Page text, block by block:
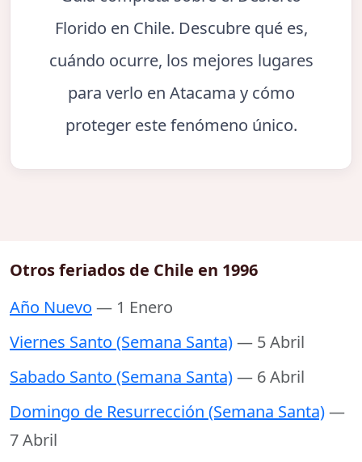
Florido en Chile. Descubre qué es,
cuándo ocurre, los mejores lugares
para verlo en Atacama y cómo
proteger este fenómeno único.
Otros feriados de Chile en 1996
Año Nuevo — 1 Enero
Viernes Santo (Semana Santa)— 5 Abril
Sabado Santo (Semana Santa)— 6 Abril
Domingo de Resurrección (Semana Santa)—
7 Abril